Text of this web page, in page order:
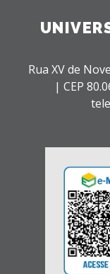
Rua XV de
| CEP